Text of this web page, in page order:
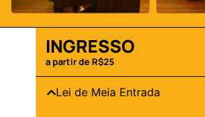
INGRESSO
a partir de R$25
Lei de Meia Entrada